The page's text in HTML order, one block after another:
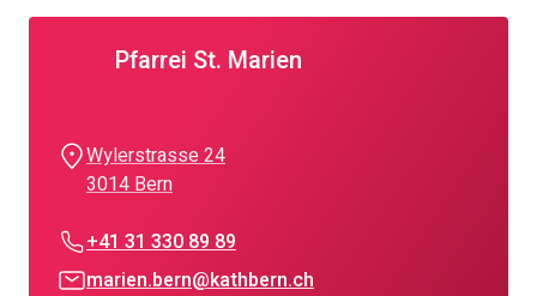
Pfarrei St. Marien
Wylerstrasse 24
3014 Bern
+41 31 330 89 89
marien.bern@kathbern.ch